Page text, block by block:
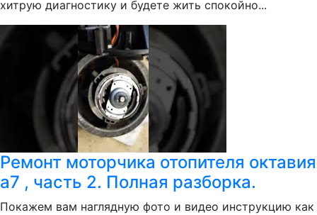
хитрую диагностику и будете жить спокойно...
Ремонт моторчика отопителя октавия
а7 , часть 2. Полная разборка.
Покажем вам наглядную фото и видео инструкцию как